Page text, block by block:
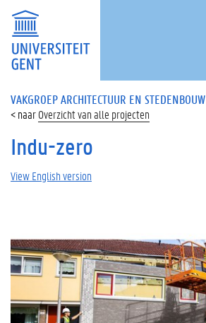
VAKGROEP ARCHITECTUUR EN STEDENBOUW
Overzicht van alle projecten
Indu-zero
View English version